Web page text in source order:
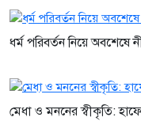
ধর্ম পরিবর্তন নিয়ে
মেধা ও মননের স্বীকৃতি: